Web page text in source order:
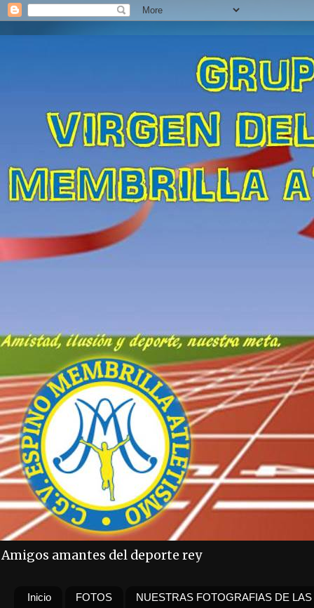
Amigos amantes del deporte rey
Inicio FOTOS
NUESTRAS FOTOGRAFIAS DE